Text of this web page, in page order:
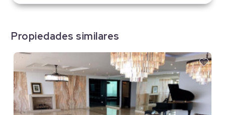
Propiedades similares